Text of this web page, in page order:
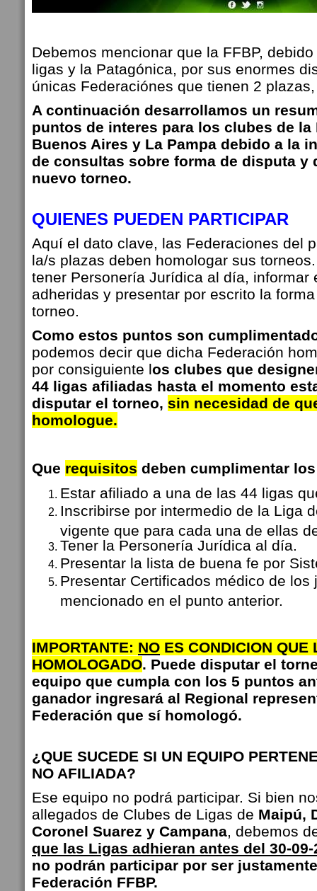
Debemos mencionar que la FFBP,
ligas y la Patagónica, por sus enormes
únicas Federaciónes que tienen 2
A continuación desarrollamos un
puntos de interes para los clubes de la
Buenos Aires y La Pampa debido a la
de consultas sobre forma de disputa y
nuevo torneo.
QUIENES PUEDEN PARTICIPAR
Aquí el dato clave, las Federaciones del
la/s plazas deben homologar sus
tener Personería Jurídica al día, informar
adheridas y presentar por escrito la
torneo.
Como estos puntos son
podemos decir que dicha Federación
por consiguiente los clubes que
44 ligas afiliadas hasta el momento
disputar el torneo, sin necesidad de
homologue.
Que requisitos deben cumplimentar
Estar afiliado a una de las 44 ligas
Inscribirse por intermedio de la Liga
vigente que para cada una de ellas
Tener la Personería Jurídica al día.
Presentar la lista de buena fe por
Presentar Certificados médico de los
mencionado en el punto anterior.
IMPORTANTE: NO ES CONDICION QUE
HOMOLOGADO. Puede disputar el
equipo que cumpla con los 5 puntos
ganador ingresará al Regional
Federación que sí homologó.
¿QUE SUCEDE SI UN EQUIPO
NO AFILIADA?
Ese equipo no podrá participar. Si bien
allegados de Clubes de Ligas de Maipú,
Coronel Suarez y Campana, debemos
que las Ligas adhieran antes del 30-09-
no podrán participar por ser
Federación FFBP.